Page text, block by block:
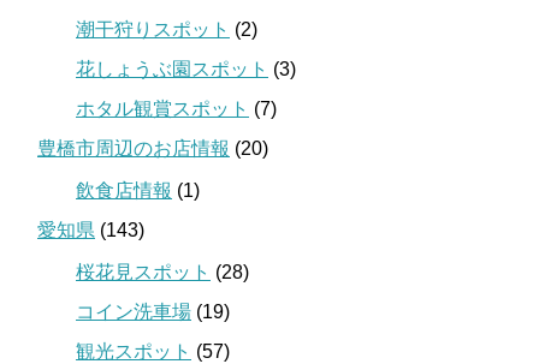
潮干狩りスポット (2)
花しょうぶ園スポット (3)
ホタル観賞スポット (7)
豊橋市周辺のお店情報 (20)
飲食店情報 (1)
愛知県 (143)
桜花見スポット (28)
コイン洗車場 (19)
観光スポット (57)